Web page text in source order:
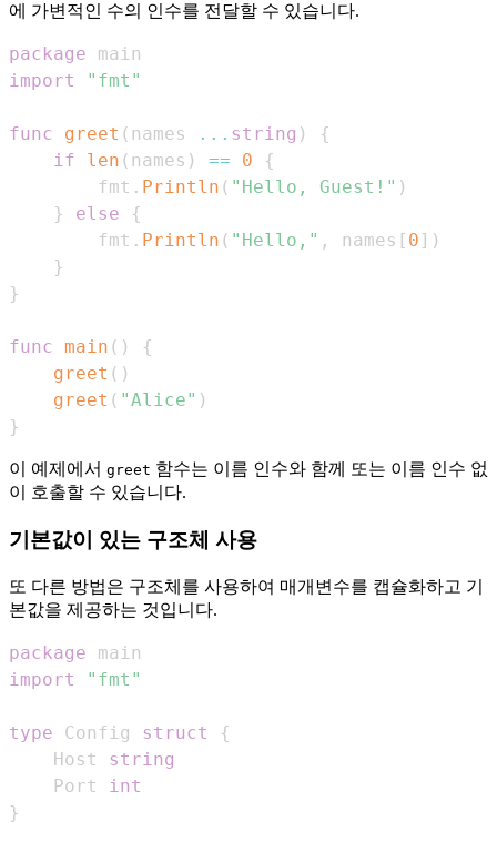
에 가변적인 수의 인수를 전달할 수 있습니다.
package
import
"fmt"
func greet ( names ... string )
{
if
len ( names ) == 0
{
        fmt
. Println ( "Hello, Guest!" )
}
else
{
        fmt
. Println ( "Hello," , names [ 0 ] )
}
}
func main ( )
{
greet ( )
greet ( "Alice" )
}
이 예제에서 greet 함수는 이름 인수와 함께 또는 이름 인수 없
이 호출할 수 있습니다.
기본값이 있는 구조체 사용
또 다른 방법은 구조체를 사용하여 매개변수를 캡슐화하고 기
본값을 제공하는 것입니다.
package
import
"fmt"
type Config struct
{
    Host
string
    Port
int
}